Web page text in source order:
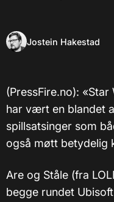
Jostein Hakestad
(PressFire.no):
har vært en blandet
spillsatsinger som
også møtt betydelig
Are og Ståle (fra
begge rundet